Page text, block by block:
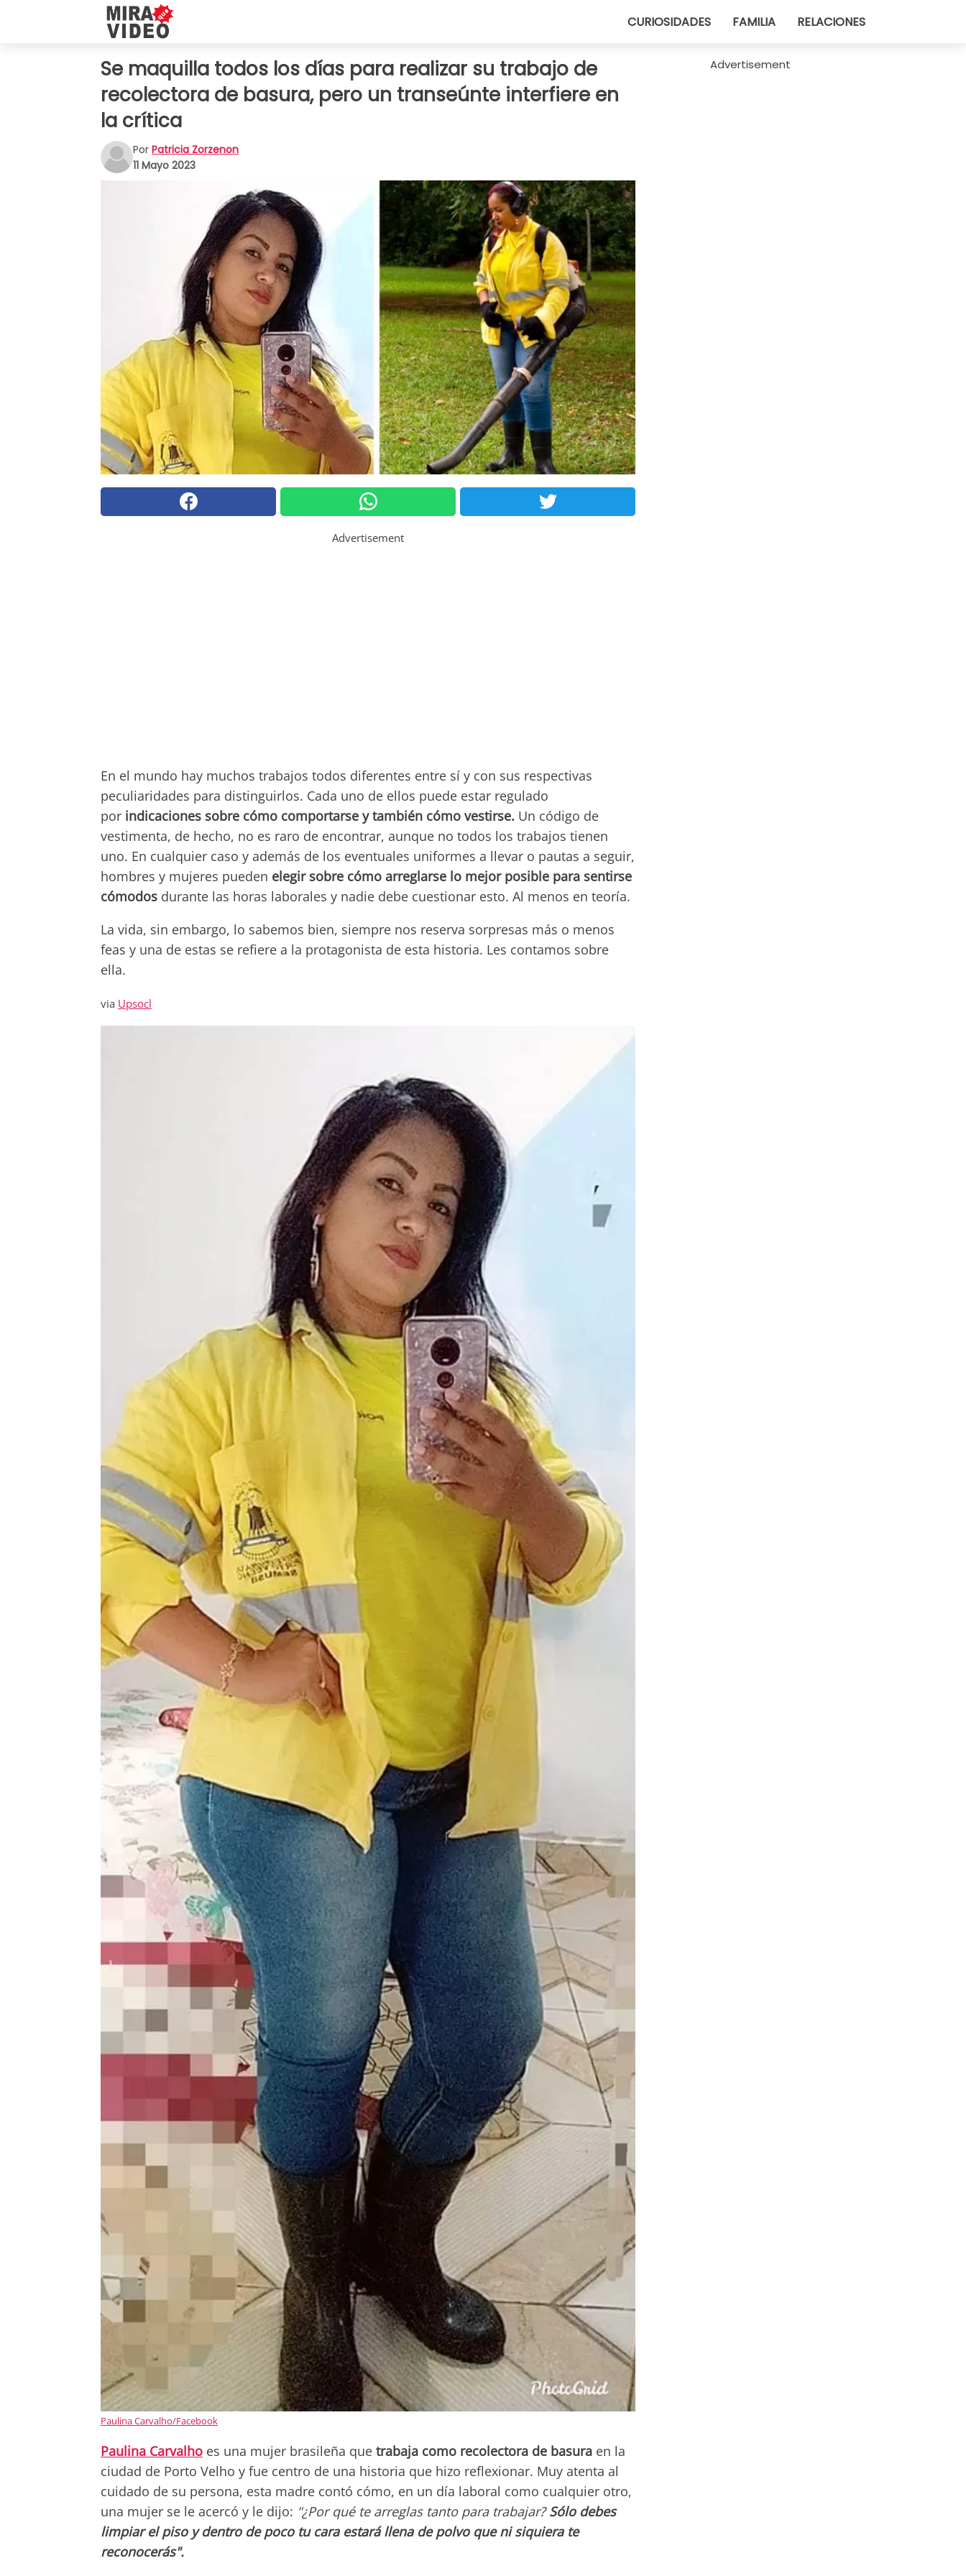
CURIOSIDADES FAMILIA RELACIONES
Se maquilla todos los días para realizar su trabajo de
recolectora de basura, pero un transeúnte interfiere en
la crítica
Por Patricia Zorzenon
11 Mayo 2023
Advertisement
En el mundo hay muchos trabajos todos diferentes entre sí y con sus respectivas
peculiaridades para distinguirlos. Cada uno de ellos puede estar regulado
por indicaciones sobre cómo comportarse y también cómo vestirse. Un código de
vestimenta, de hecho, no es raro de encontrar, aunque no todos los trabajos tienen
uno. En cualquier caso y además de los eventuales uniformes a llevar o pautas a seguir,
hombres y mujeres pueden elegir sobre cómo arreglarse lo mejor posible para sentirse
cómodos durante las horas laborales y nadie debe cuestionar esto. Al menos en teoría.
La vida, sin embargo, lo sabemos bien, siempre nos reserva sorpresas más o menos
feas y una de estas se refiere a la protagonista de esta historia. Les contamos sobre
ella.
via Upsocl
Paulina Carvalho/Facebook
Paulina Carvalho es una mujer brasileña que trabaja como recolectora de basura en la
ciudad de Porto Velho y fue centro de una historia que hizo reflexionar. Muy atenta al
cuidado de su persona, esta madre contó cómo, en un día laboral como cualquier otro,
una mujer se le acercó y le dijo: "¿Por qué te arreglas tanto para trabajar?Sólo debes
limpiar el piso y dentro de poco tu cara estará llena de polvo que ni siquiera te
reconocerás".
Advertisement